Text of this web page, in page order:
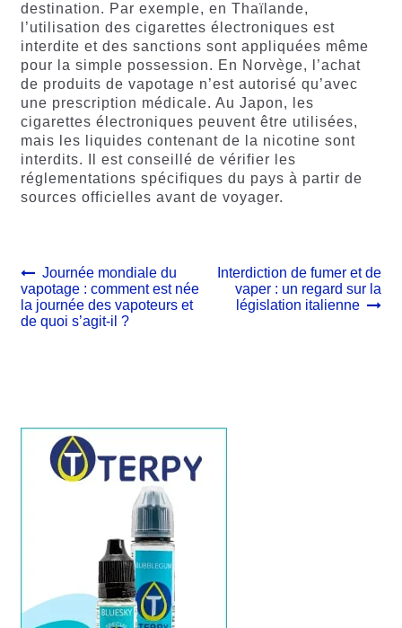
destination. Par exemple, en Thaïlande,
l’utilisation des cigarettes électroniques est
interdite et des sanctions sont appliquées même
pour la simple possession. En Norvège, l’achat
de produits de vapotage n’est autorisé qu’avec
une prescription médicale. Au Japon, les
cigarettes électroniques peuvent être utilisées,
mais les liquides contenant de la nicotine sont
interdits. Il est conseillé de vérifier les
réglementations spécifiques du pays à partir de
sources officielles avant de voyager.
Navigation
de
l’article
Article
précédent :
Journée mondiale du
vapotage : comment est née
la journée des vapoteurs et
de quoi s’agit-il ?
Article
suivant :
Interdiction de fumer et de
vaper : un regard sur la
législation italienne